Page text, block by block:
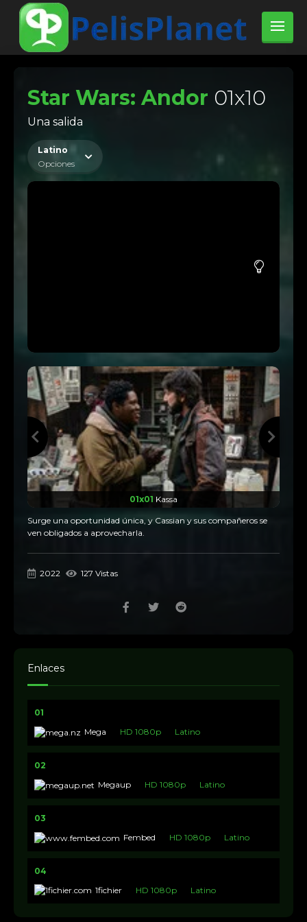
Star Wars: Andor 01x10
Una salida
Latino
Opciones
01x01 Kassa
Surge una oportunidad única, y Cassian y sus compañeros se
ven obligados a aprovecharla.
2022 127 Vistas
Enlaces
01
Mega
HD 1080p Latino
02
Megaup
HD 1080p Latino
03
Fembed
HD 1080p Latino
04
1fichier
HD 1080p Latino